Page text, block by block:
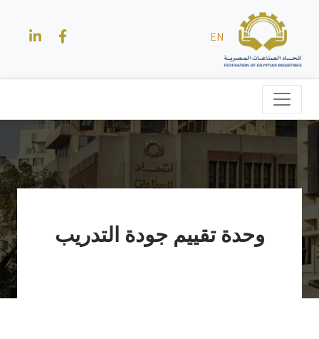
EN
وحدة تقييم جودة التدريب